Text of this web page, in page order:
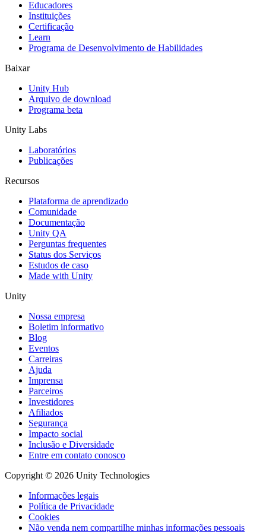
Jogos XR
Lance jogos XR em várias plataformas
Jogos com multijogador
Educadores
Instituições
Certificação
Learn
Programa de Desenvolvimento de Habilidades
Baixar
Unity Hub
Arquivo de download
Programa beta
Unity Labs
Laboratórios
Publicações
Recursos
Plataforma de aprendizado
Comunidade
Documentação
Unity QA
Perguntas frequentes
Status dos Serviços
Estudos de caso
Made with Unity
Unity
Nossa empresa
Boletim informativo
Blog
Eventos
Carreiras
Ajuda
Imprensa
Parceiros
Investidores
Afiliados
Segurança
Impacto social
Inclusão e Diversidade
Entre em contato conosco
Copyright © 2026 Unity Technologies
Informações legais
Política de Privacidade
Cookies
Não venda nem compartilhe minhas informações pessoais